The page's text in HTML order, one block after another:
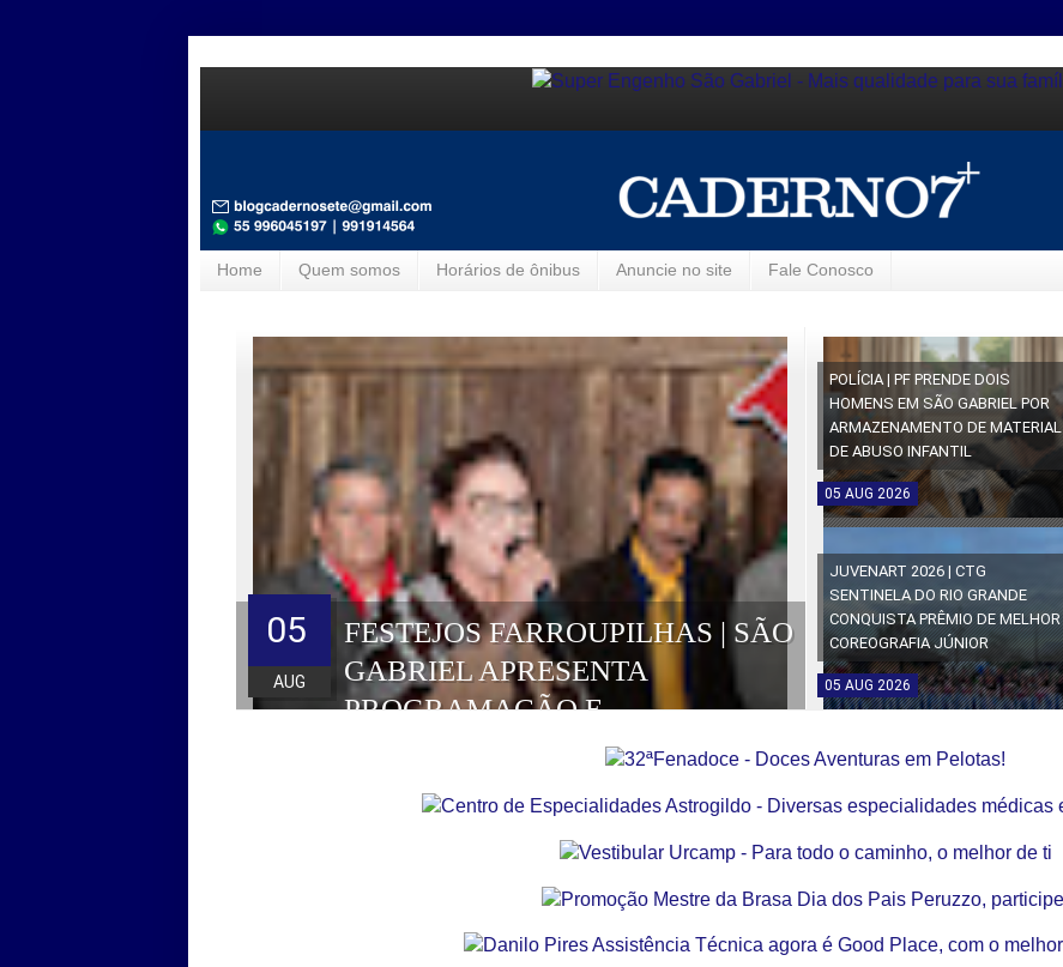
Home Quem somos Horários de ônibus Anuncie no site Fale Conosco
FESTEJOS FARROUPILHAS | SÃO
GABRIEL APRESENTA
PROGRAMAÇÃO E
HOMENAGEADOS DA EDIÇÃO
DE 2026
05
AUG
POLÍCIA | PF PRENDE DOIS
HOMENS EM SÃO GABRIEL POR
ARMAZENAMENTO DE MATERIAL
DE ABUSO INFANTIL
05 AUG 2026
JUVENART 2026 | CTG
SENTINELA DO RIO GRANDE
CONQUISTA PRÊMIO DE MELHOR
COREOGRAFIA JÚNIOR
05 AUG 2026